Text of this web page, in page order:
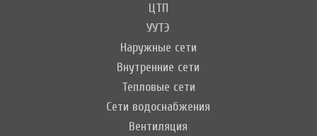
ЦТП
УУТЭ
Наружные сети
Внутренние сети
Тепловые сети
Сети водоснабжения
Вентиляция